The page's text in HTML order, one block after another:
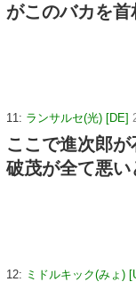
がこのバカを
11: ランサルセ(光) [DE]
ここで進次郎
破茂が全て悪い
12: ミドルキック(みょ)